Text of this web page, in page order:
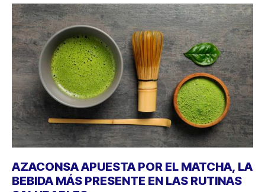
AZACONSA APUESTA POR EL MATCHA, LA
BEBIDA MÁS PRESENTE EN LAS RUTINAS